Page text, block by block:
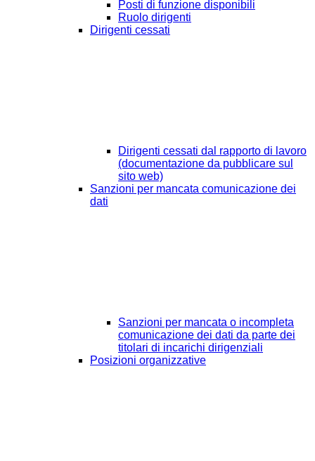
Posti di funzione disponibili
Ruolo dirigenti
Dirigenti cessati
Dirigenti cessati dal rapporto di lavoro
(documentazione da pubblicare sul
sito web)
Sanzioni per mancata comunicazione dei
dati
Sanzioni per mancata o incompleta
comunicazione dei dati da parte dei
titolari di incarichi dirigenziali
Posizioni organizzative